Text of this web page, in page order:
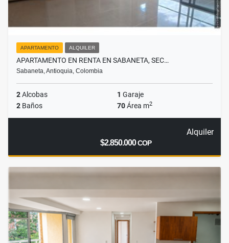
APARTAMENTO ALQUILER
APARTAMENTO EN RENTA EN SABANETA, SEC…
Sabaneta, Antioquia, Colombia
2Alcobas 1 Garaje
2 Baños 70Área m2
Alquiler
$2.850.000COP